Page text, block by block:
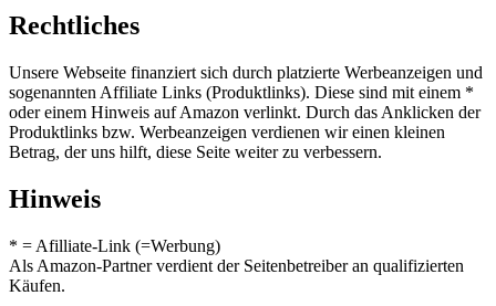
Rechtliches
Unsere Webseite finanziert sich durch platzierte Werbeanzeigen und
sogenannten Affiliate Links (Produktlinks). Diese sind mit einem *
oder einem Hinweis auf Amazon verlinkt. Durch das Anklicken der
Produktlinks bzw. Werbeanzeigen verdienen wir einen kleinen
Betrag, der uns hilft, diese Seite weiter zu verbessern.
Hinweis
* = Afilliate-Link (=Werbung)
Als Amazon-Partner verdient der Seitenbetreiber an qualifizierten
Käufen.